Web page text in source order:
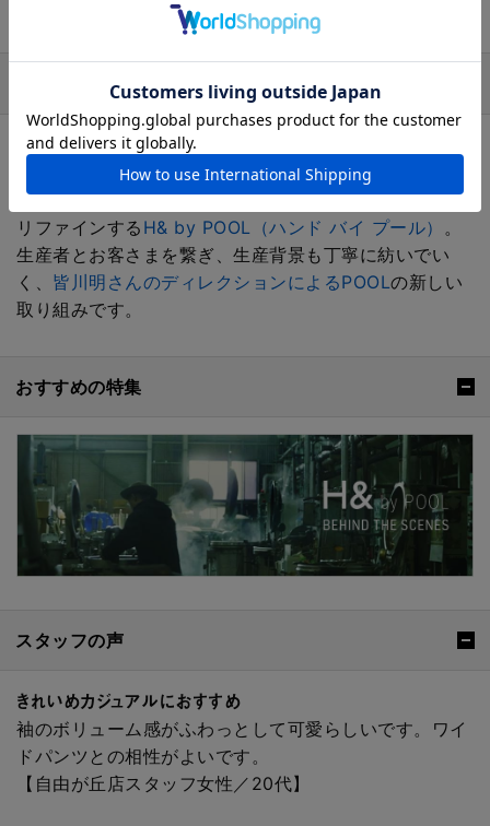
H& by POOL（ハンド バイ プール）
生産地や倉庫で行き場を無くした残反、残糸、端切れな
どを集め、クリエーションにより、これからの暮らしを
リファインする H& by POOL（ハンド バイ プール）
。
生産者とお客さまを繋ぎ、生産背景も丁寧に紡いでい
く、 皆川明さんのディレクションによるPOOLの新しい
取り組みです。
おすすめの特集
スタッフの声
きれいめカジュアルにおすすめ
袖のボリューム感がふわっとして可愛らしいです。ワイ
ドパンツとの相性がよいです。
【自由が丘店スタッフ女性／20代】